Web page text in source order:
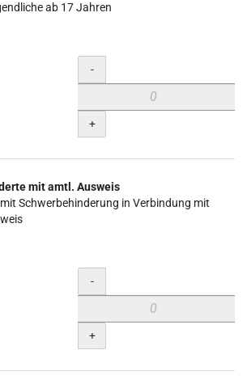
ab 17 Jahren
Menge
-
+
mit amtl. Ausweis
Schwerbehinderung in Verbindung mit
Menge
-
+